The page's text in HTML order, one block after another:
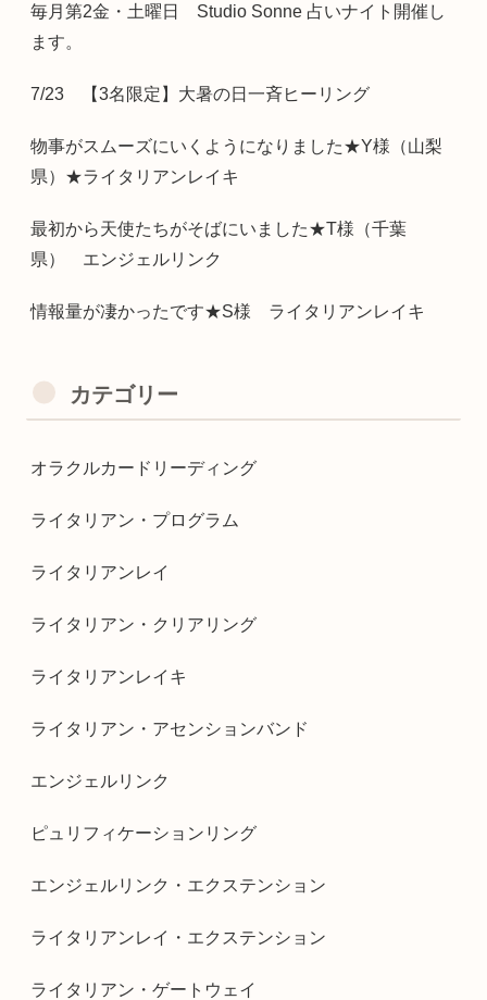
毎月第2金・土曜日 Studio Sonne 占いナイト開催し
ます。
7/23 【3名限定】大暑の日一斉ヒーリング
物事がスムーズにいくようになりました★Y様（山梨
県）★ライタリアンレイキ
最初から天使たちがそばにいました★T様（千葉
県） エンジェルリンク
情報量が凄かったです★S様 ライタリアンレイキ
カテゴリー
オラクルカードリーディング
ライタリアン・プログラム
ライタリアンレイ
ライタリアン・クリアリング
ライタリアンレイキ
ライタリアン・アセンションバンド
エンジェルリンク
ピュリフィケーションリング
エンジェルリンク・エクステンション
ライタリアンレイ・エクステンション
ライタリアン・ゲートウェイ